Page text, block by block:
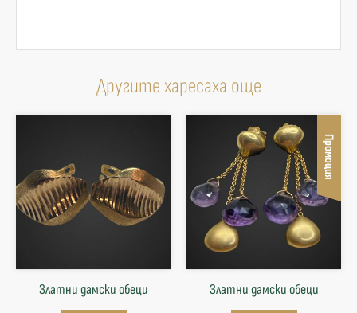
Другите харесаха още
Златни дамски обеци
Промоция
Златни дамски обеци